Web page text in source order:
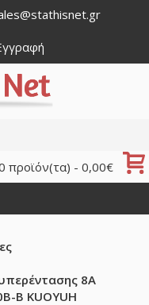
προϊόν(τα) - 0,00€
8A
B KUOYUH